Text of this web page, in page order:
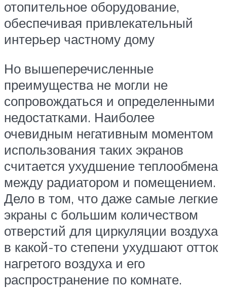
отопительное оборудование,
обеспечивая привлекательный
интерьер частному дому
Но вышеперечисленные
преимущества не могли не
сопровождаться и определенными
недостатками. Наиболее
очевидным негативным моментом
использования таких экранов
считается ухудшение теплообмена
между радиатором и помещением.
Дело в том, что даже самые легкие
экраны с большим количеством
отверстий для циркуляции воздуха
в какой-то степени ухудшают отток
нагретого воздуха и его
распространение по комнате.